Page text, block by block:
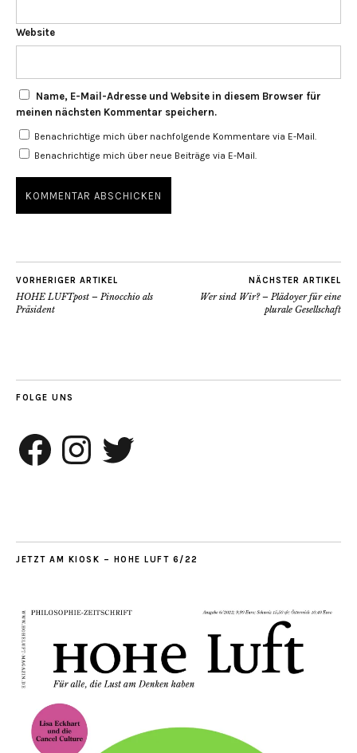
Website
Name, E-Mail-Adresse und Website in diesem Browser für
meinen nächsten Kommentar speichern.
Benachrichtige mich über nachfolgende Kommentare via E-Mail.
Benachrichtige mich über neue Beiträge via E-Mail.
VORHERIGER ARTIKEL
HOHE LUFTpost – Pinocchio als
Präsident
NÄCHSTER ARTIKEL
Wer sind Wir? – Plädoyer für eine
plurale Gesellschaft
FOLGE UNS
Facebook InstagramTwitter
JETZT AM KIOSK – HOHE LUFT 6/22